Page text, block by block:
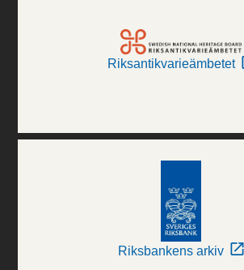
Riksantikvarieämbetet
Riksbankens arkiv